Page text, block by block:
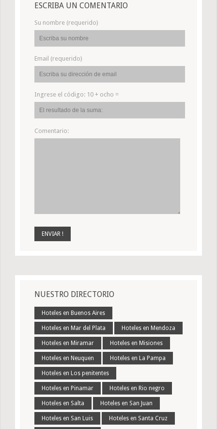
ESCRIBA UN COMENTARIO
Su nombre (requerido)
Email (requerido)
Ingrese el código: 10 + ocho =
Comentario:
NUESTRO DIRECTORIO
Hoteles en Buenos Aires
Hoteles en Mar del Plata Hoteles en Mendoza
Hoteles en Miramar Hoteles en Misiones
Hoteles en Neuquen Hoteles en La Pampa
Hoteles en Los penitentes
Hoteles en Pinamar Hoteles en Rio negro
Hoteles en Salta Hoteles en San Juan
Hoteles en San Luis Hoteles en Santa Cruz